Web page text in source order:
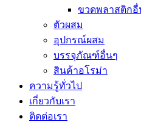
ขวดพลาสติกอื่
ตัวผสม
อุปกรณ์ผสม
บรรจุภัณฑ์อื่นๆ
สินค้าอโรม่า
ความรู้ทั่วไป
เกี่ยวกับเรา
ติดต่อเรา